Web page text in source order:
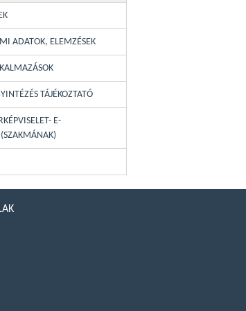
ADATOK, ELEMZÉSEK
TÁJÉKOZTATÓ
E-